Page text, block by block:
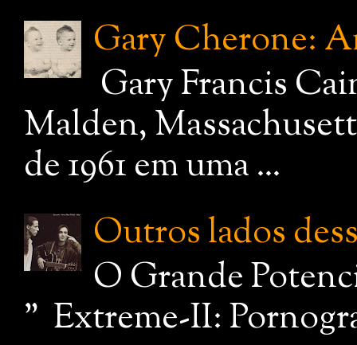
Gary Cherone:
Gary Francis
Malden,
de 1961 em uma ...
Outros lados
O Grande
" Extreme-II: